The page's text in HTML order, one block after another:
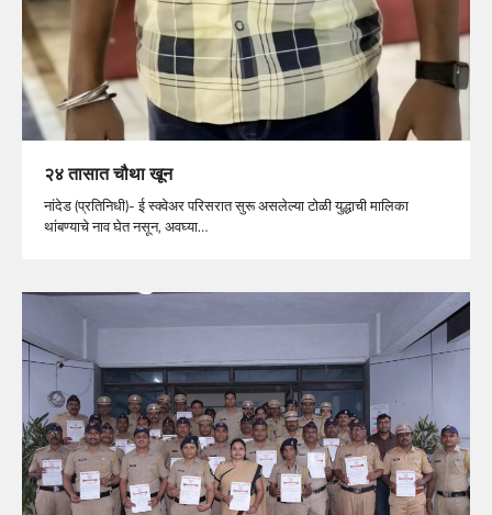
२४ तासात चौथा खून
नांदेड (प्रतिनिधी)- ई स्क्वेअर परिसरात सुरू असलेल्या टोळी युद्धाची मालिका
थांबण्याचे नाव घेत नसून, अवघ्या…